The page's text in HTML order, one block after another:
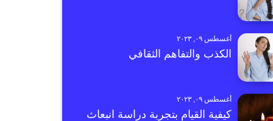
أغسطس ٠٩, ٢٠٢٣
الكذب والتفاهم الثقافي
أغسطس ٠٩, ٢٠٢٣
كيفية القيام بتجربة دراسة انبعاث